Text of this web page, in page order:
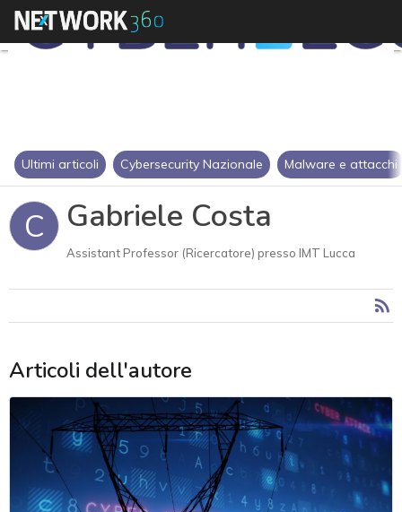
Ultimi articoli Cybersecurity Nazionale Malware e attacchi
C Gabriele Costa
Assistant Professor (Ricercatore) presso IMT Lucca
Articoli dell'autore